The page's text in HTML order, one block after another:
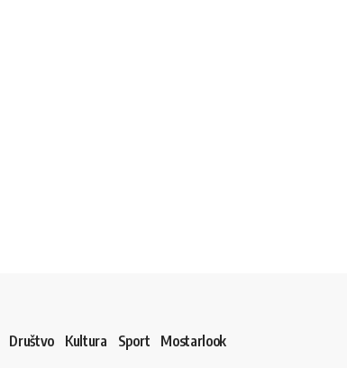
Društvo Kultura Sport Mostarlook